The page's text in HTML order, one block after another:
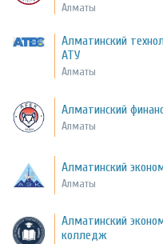
Алматы
Алматинский
АТУ
Алматы
Алматинский
Алматы
Алматинский
Алматы
Алматинский
колледж